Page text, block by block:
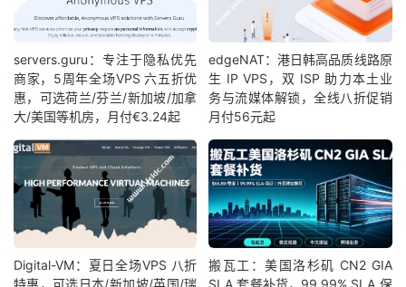
servers.guru：专注于隐私优先
商家，5周年全场VPS 六五折优
惠，可选荷兰/芬兰/新加坡/加拿
大/美国等机房，月付€3.24起
edgeNAT：港日韩高品质线路原
生 IP VPS，双 ISP 助力本土业
务与流媒体解锁，全线八折促销
月付56元起
Digital-VM：夏日全场VPS 八折
特惠，可选日本/新加坡/英国/瑞
搬瓦工：美国洛杉矶 CN2 GIA
SLA 套餐补货，99.99% SLA 保